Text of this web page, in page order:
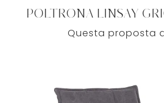
POLTRONA LINSAY
Questa proposta